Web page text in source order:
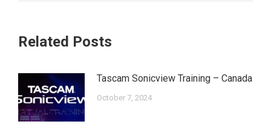
Related Posts
Tascam Sonicview Training – Canada
October 7, 2024